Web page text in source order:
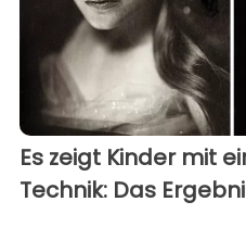
Es zeigt Kinder mit
Technik: Das